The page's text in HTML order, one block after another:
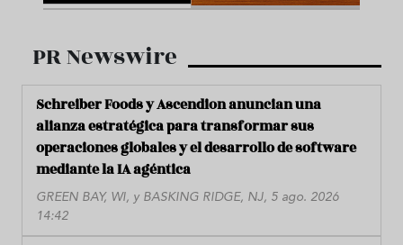
PR Newswire
Schreiber Foods y Ascendion anuncian una
alianza estratégica para transformar sus
operaciones globales y el desarrollo de software
mediante la IA agéntica
GREEN BAY, WI, y BASKING RIDGE, NJ, 5 ago. 2026
14:42